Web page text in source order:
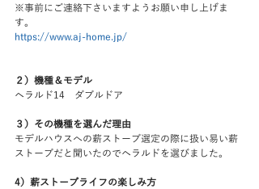
※事前にご連絡下さいますようお願い申し上げま
す。
https://www.aj-home.jp/
２）機種＆モデル
ヘラルド14　ダブルドア
３）その機種を選んだ理由
モデルハウスへの薪ストーブ選定の際に扱い易い薪
ストーブだと聞いたのでヘラルドを選びました。
4）薪ストーブライフの楽しみ方